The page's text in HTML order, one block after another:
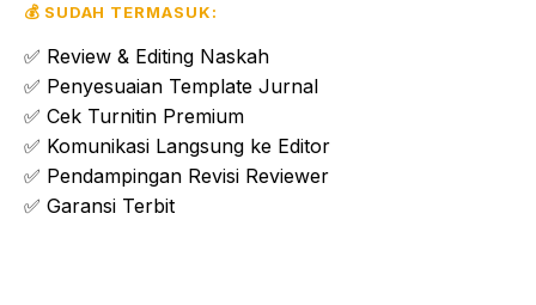
💰 SUDAH TERMASUK:
✅ Review & Editing Naskah
✅ Penyesuaian Template Jurnal
✅ Cek Turnitin Premium
✅ Komunikasi Langsung ke Editor
✅ Pendampingan Revisi Reviewer
✅ Garansi Terbit